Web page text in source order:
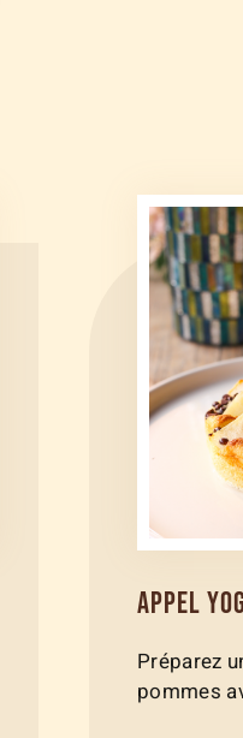
APPEL
Préparez
pommes